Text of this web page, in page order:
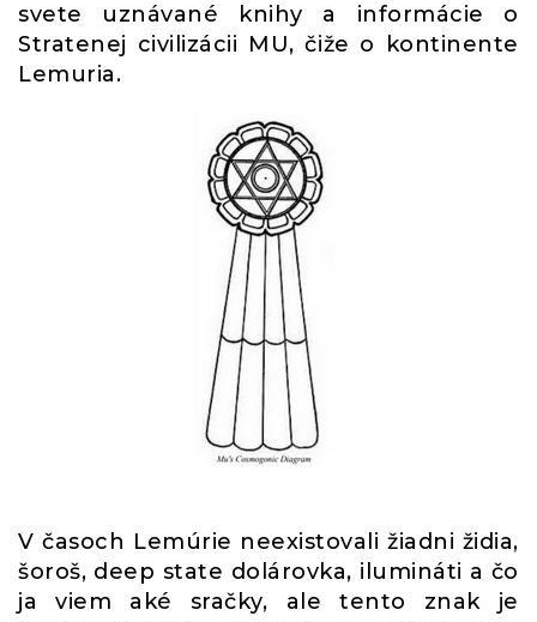
svete uznávané knihy a informácie o
Stratenej civilizácii MU, čiže o kontinente
Lemuria.
V časoch Lemúrie neexistovali žiadni židia,
šoroš, deep state dolárovka, ilumináti a čo
ja viem aké sračky, ale tento znak je